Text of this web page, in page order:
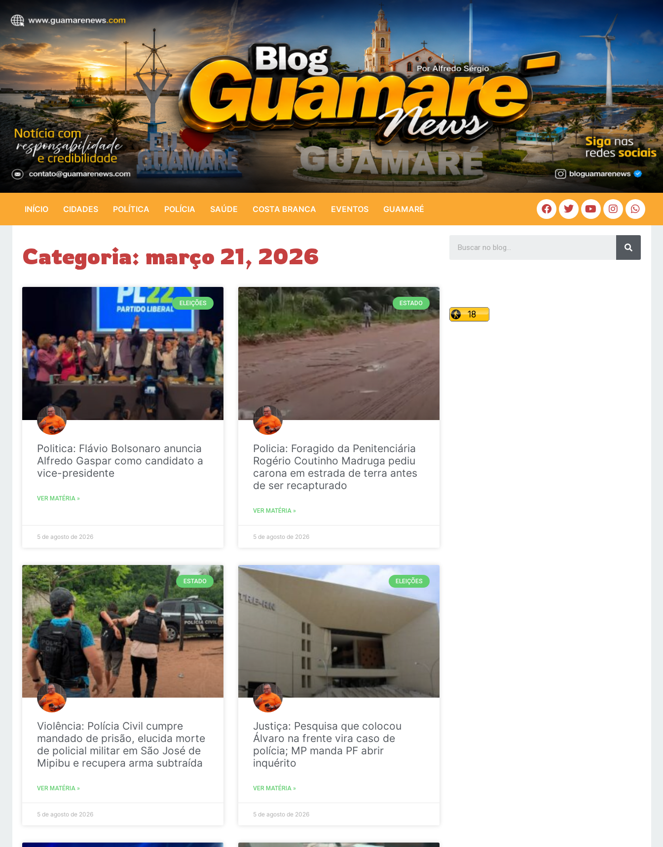
INÍCIO CIDADES POLÍTICA POLÍCIA SAÚDE COSTA BRANCA EVENTOS GUAMARÉ
Categoria: março 21, 2026
ELEIÇÕES
Politica: Flávio Bolsonaro anuncia
Alfredo Gaspar como candidato a
vice-presidente
VER MATÉRIA »
5 de agosto de 2026
ESTADO
Policia: Foragido da Penitenciária
Rogério Coutinho Madruga pediu
carona em estrada de terra antes
de ser recapturado
VER MATÉRIA »
5 de agosto de 2026
ESTADO
Violência: Polícia Civil cumpre
mandado de prisão, elucida morte
de policial militar em São José de
Mipibu e recupera arma subtraída
VER MATÉRIA »
5 de agosto de 2026
ELEIÇÕES
Justiça: Pesquisa que colocou
Álvaro na frente vira caso de
polícia; MP manda PF abrir
inquérito
VER MATÉRIA »
5 de agosto de 2026